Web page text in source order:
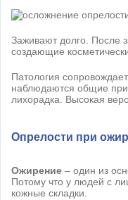
Заживают долго. После
создающие
Патология
наблюдаются общие
лихорадка. Высокая
Опрелости при
Ожирение – один из
Потому что у людей с
кожные складки.